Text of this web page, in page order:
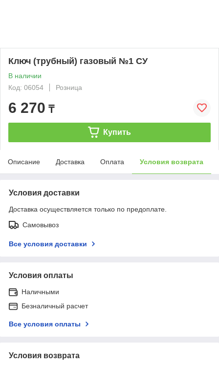
Ключ (трубный) газовый №1 СУ
В наличии
Код: 06054
Розница
6 270 ₸
Купить
Описание Доставка Оплата Условия возврата
Условия доставки
Доставка осуществляется только по предоплате.
Самовывоз
Все условия доставки
Условия оплаты
Наличными
Безналичный расчет
Все условия оплаты
Условия возврата